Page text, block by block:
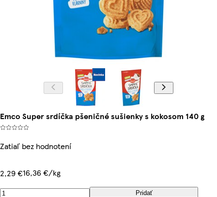
Emco Super srdíčka pšeničné sušienky s kokosom 140 g
Zatiaľ bez hodnotení
2,29 €16,36 €/kg
Pridať